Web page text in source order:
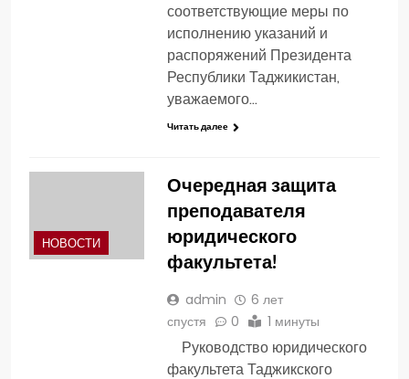
соответствующие меры по
исполнению указаний и
распоряжений Президента
Республики Таджикистан,
уважаемого…
Читать далее
НОВОСТИ
Очередная защита
преподавателя
юридического
факультета!
admin
6 лет
спустя
0 1 минуты
Руководство юридического
факультета Таджикского